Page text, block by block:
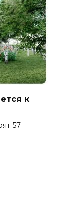
к
57